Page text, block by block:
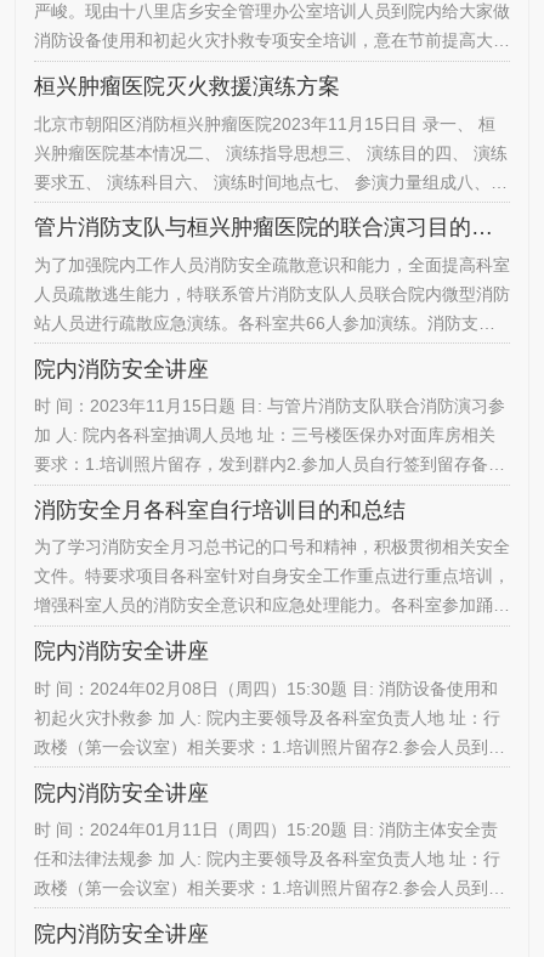
严峻。现由十八里店乡安全管理办公室培训人员到院内给大家做
消防设备使用和初起火灾扑救专项安全培训，意在节前提高大家
安全风险隐患意识，提升检查火灾隐患及扑救初起火灾能力。本
次共40名各科室负责人或科室人员到场参加培训。在此次培训
中，各位参加培训人员学习了各类火灾应选取灭火器类型，灭火
器使用，如何进行疏散逃生等和大家生命安全息息相关的消防知
识。望大家…
桓兴肿瘤医院灭火救援演练方案
北京市朝阳区消防桓兴肿瘤医院2023年11月15日目 录一、 桓
兴肿瘤医院基本情况二、 演练指导思想三、 演练目的四、 演练
要求五、 演练科目六、 演练时间地点七、 参演力量组成八、
源十一、桓兴肿瘤医院疏散路线图十二、桓兴肿瘤医院参演力量
集结位置图十三、演习行车路线图十四、 桓兴肿瘤医院被困人
员位置图十五、 桓兴肿瘤医院演习力量部署图十…
管片消防支队与桓兴肿瘤医院的联合演习目的和总结
为了加强院内工作人员消防安全疏散意识和能力，全面提高科室
人员疏散逃生能力，特联系管片消防支队人员联合院内微型消防
站人员进行疏散应急演练。各科室共66人参加演练。消防支队
练。模拟着火区域为三号楼一层中药房。人员组织疏散逃生，伤
员救援，及火场管控。让参加人员亲身感受到火灾发生后应该做
什么，需要做什么。明确微型消防站和中控人员各岗位在发生火
情时的工作职…
院内消防安全讲座
时 间：2023年11月15日题 目: 与管片消防支队联合消防演习参
加 人: 院内各科室抽调人员地 址：三号楼医保办对面库房相关
要求：1.培训照片留存，发到群内2.参加人员自行签到留存备案
室2023.11月14
消防安全月各科室自行培训目的和总结
为了学习消防安全月习总书记的口号和精神，积极贯彻相关安全
文件。特要求项目各科室针对自身安全工作重点进行重点培训，
增强科室人员的消防安全意识和应急处理能力。各科室参加踊
业培训和演练。旨在发生类似事件时，能以最快速，有效的方法
完善处理，确保医患人员和自己员工的生命和财产安全得到有效
保障。
院内消防安全讲座
时 间：2024年02月08日（周四）15:30题 目: 消防设备使用和
初起火灾扑救参 加 人: 院内主要领导及各科室负责人地 址：行
政楼（第一会议室）相关要求：1.培训照片留存2.参会人员到场
办公室2024-02-08
院内消防安全讲座
时 间：2024年01月11日（周四）15:20题 目: 消防主体安全责
任和法律法规参 加 人: 院内主要领导及各科室负责人地 址：行
政楼（第一会议室）相关要求：1.培训照片留存2.参会人员到场
办公室2024-01-11
院内消防安全讲座